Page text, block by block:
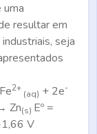
resultar em
seja
Fe2+
(aq) + 2e-
Zn(s) Eº =
1,66 V